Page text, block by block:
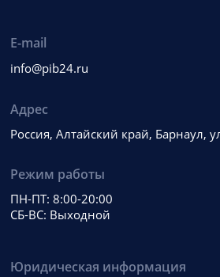
E-mail
info@pib24.ru
Адрес
Россия, Алтайский край, Барнаул,
Режим работы
ПН-ПТ: 8:00-20:00
СБ-ВС: Выходной
Юридическая информация